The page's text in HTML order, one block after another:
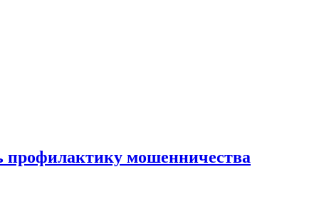
профилактику мошенничества